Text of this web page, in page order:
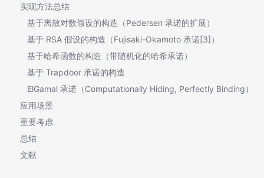
实现方法总结
基于离散对数假设的构造（Pedersen 承诺的扩展）
基于 RSA 假设的构造（Fujisaki-Okamoto 承诺[3]）
基于哈希函数的构造（带随机化的哈希承诺）
基于 Trapdoor 承诺的构造
ElGamal 承诺（Computationally Hiding, Perfectly Binding）
应用场景
重要考虑
总结
文献